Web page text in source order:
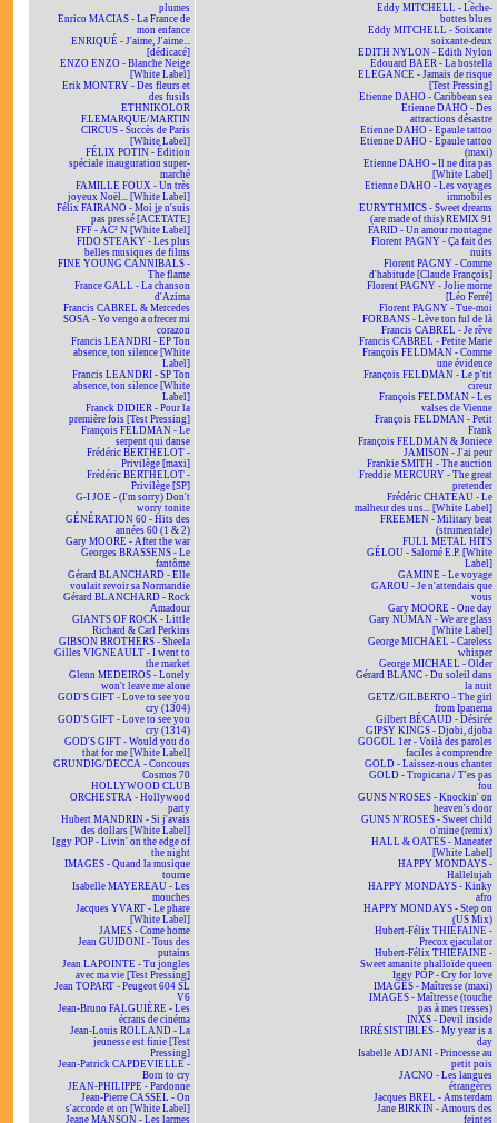
plumes
Enrico MACIAS - La France de
mon enfance
ENRIQUÉ - J'aime, J'aime...
[dédicacé]
ENZO ENZO - Blanche Neige
[White Label]
Erik MONTRY - Des fleurs et
des fusils
ETHNIKOLOR
F.LEMARQUE/MARTIN
CIRCUS - Succès de Paris
[White Label]
FÉLIX POTIN - Édition
spéciale inauguration super-
marché
FAMILLE FOUX - Un très
joyeux Noël... [White Label]
Félix FAIRANO - Moi je n'suis
pas pressé [ACÉTATE]
FFF - AC² N [White Label]
FIDO STEAKY - Les plus
belles musiques de films
FINE YOUNG CANNIBALS -
The flame
France GALL - La chanson
d'Azima
Francis CABREL & Mercedes
SOSA - Yo vengo a ofrecer mi
corazon
Francis LEANDRI - EP Ton
absence, ton silence [White
Label]
Francis LEANDRI - SP Ton
absence, ton silence [White
Label]
Franck DIDIER - Pour la
première fois [Test Pressing]
François FELDMAN - Le
serpent qui danse
Frédéric BERTHELOT -
Privilège [maxi]
Frédéric BERTHELOT -
Privilège [SP]
G-I JOE - (I'm sorry) Don't
worry tonite
GÉNÉRATION 60 - Hits des
années 60 (1 & 2)
Gary MOORE - After the war
Georges BRASSENS - Le
fantôme
Gérard BLANCHARD - Elle
voulait revoir sa Normandie
Gérard BLANCHARD - Rock
Amadour
GIANTS OF ROCK - Little
Richard & Carl Perkins
GIBSON BROTHERS - Sheela
Gilles VIGNEAULT - I went to
the market
Glenn MEDEIROS - Lonely
won't leave me alone
GOD'S GIFT - Love to see you
cry (1304)
GOD'S GIFT - Love to see you
cry (1314)
GOD'S GIFT - Would you do
that for me [White Label]
GRUNDIG/DECCA - Concours
Cosmos 70
HOLLYWOOD CLUB
ORCHESTRA - Hollywood
party
Hubert MANDRIN - Si j'avais
des dollars [White Label]
Iggy POP - Livin' on the edge of
the night
IMAGES - Quand la musique
tourne
Isabelle MAYEREAU - Les
mouches
Jacques YVART - Le phare
[White Label]
JAMES - Come home
Jean GUIDONI - Tous des
putains
Jean LAPOINTE - Tu jongles
avec ma vie [Test Pressing]
Jean TOPART - Peugeot 604 SL
V6
Jean-Bruno FALGUIÈRE - Les
écrans de cinéma
Jean-Louis ROLLAND - La
jeunesse est finie [Test
Pressing]
Jean-Patrick CAPDEVIELLE -
Born to cry
JEAN-PHILIPPE - Pardonne
Jean-Pierre CASSEL - On
s'accorde et on [White Label]
Jeane MANSON - Les larmes
Eddy MITCHELL - Lèche-
bottes blues
Eddy MITCHELL - Soixante
soixante-deux
EDITH NYLON - Edith Nylon
Edouard BAER - La bostella
ELEGANCE - Jamais de risque
[Test Pressing]
Etienne DAHO - Caribbean sea
Etienne DAHO - Des
attractions désastre
Etienne DAHO - Epaule tattoo
Etienne DAHO - Epaule tattoo
(maxi)
Etienne DAHO - Il ne dira pas
[White Label]
Etienne DAHO - Les voyages
immobiles
EURYTHMICS - Sweet dreams
(are made of this) REMIX 91
FARID - Un amour montagne
Florent PAGNY - Ça fait des
nuits
Florent PAGNY - Comme
d'habitude [Claude François]
Florent PAGNY - Jolie môme
[Léo Ferré]
Florent PAGNY - Tue-moi
FORBANS - Lève ton ful de là
Francis CABREL - Je rêve
Francis CABREL - Petite Marie
François FELDMAN - Comme
une évidence
François FELDMAN - Le p'tit
cireur
François FELDMAN - Les
valses de Vienne
François FELDMAN - Petit
Frank
François FELDMAN & Joniece
JAMISON - J'ai peur
Frankie SMITH - The auction
Freddie MERCURY - The great
pretender
Frédéric CHATEAU - Le
malheur des uns... [White Label]
FREEMEN - Military beat
(strumentale)
FULL METAL HITS
GÉLOU - Salomé E.P. [White
Label]
GAMINE - Le voyage
GAROU - Je n'attendais que
vous
Gary MOORE - One day
Gary NUMAN - We are glass
[White Label]
George MICHAEL - Careless
whisper
George MICHAEL - Older
Gérard BLANC - Du soleil dans
la nuit
GETZ/GILBERTO - The girl
from Ipanema
Gilbert BÉCAUD - Désirée
GIPSY KINGS - Djobi, djoba
GOGOL 1er - Voilà des paroles
faciles à comprendre
GOLD - Laissez-nous chanter
GOLD - Tropicana / T'es pas
fou
GUNS N'ROSES - Knockin' on
heaven's door
GUNS N'ROSES - Sweet child
o'mine (remix)
HALL & OATES - Maneater
[White Label]
HAPPY MONDAYS -
Hallelujah
HAPPY MONDAYS - Kinky
afro
HAPPY MONDAYS - Step on
(US Mix)
Hubert-Félix THIÉFAINE -
Precox ejaculator
Hubert-Félix THIÉFAINE -
Sweet amanite phalloïde queen
Iggy POP - Cry for love
IMAGES - Maîtresse (maxi)
IMAGES - Maîtresse (touche
pas à mes tresses)
INXS - Devil inside
IRRÉSISTIBLES - My year is a
day
Isabelle ADJANI - Princesse au
petit pois
JACNO - Les langues
étrangères
Jacques BREL - Amsterdam
Jane BIRKIN - Amours des
feintes